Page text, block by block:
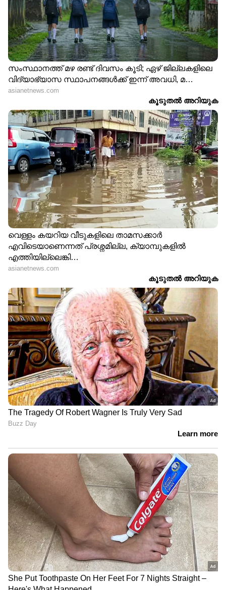
ആരോഗ്യകരമായ ശരീരഭാരം നിലനിർത്തണം.
ഇതിനായി കഴിക്കുന്ന ഭക്ഷണത്തിന്റെയും
ചെലവാക്കുന്ന ഊർജത്തിന്റെയും അളവ്
ശ്രദ്ധിക്കണം. ധാരാളം പഴങ്ങളും പച്ചക്കറികളും
കഴിക്കണം. സ്ഥിരമായി പഴങ്ങളും
പച്ചക്കറികളും കഴിക്കുന്നത് ഹൃദയ
സംബന്ധമായ പ്രശ്നങ്ങൾ ഉണ്ടാകാനുള്ള
സാധ്യത കുറയ്ക്കുമെന്നും ​ഗവേഷകർ
പറയുന്നു.
സംസ്‌ക്കരിച്ച ഭക്ഷണങ്ങൾ ഒഴിവാക്കുക. ഇനി
കഴിക്കണമെങ്കിൽ വളരെ ചെറിയ അളവിൽ
മാത്രം കഴിക്കുക. ഫ്രൈഡ് ഭക്ഷണങ്ങൾ,
കൊഴുപ്പ് അടങ്ങിയ ഭക്ഷണങ്ങൾ എന്നിവ
ഒഴിവാക്കാം.
കൃത്രിമ മധുരം ചേർത്ത പാനീയങ്ങൾ
ഒഴിവാക്കണം. ശീതളപാനീയങ്ങൾ,
മധുരമടങ്ങിയ പാനീയങ്ങൾ, ജ്യൂസ്
പായ്ക്കറ്റുകൾ എന്നിവ ഒഴിവാക്കണം. ഭക്ഷണം
പാകം ചെയ്യുമ്പോൾ ഉപ്പ് വളരെ ചെറിയ
അളവിൽ മാത്രം ഉപയോഗിക്കുക. പരമാവധി